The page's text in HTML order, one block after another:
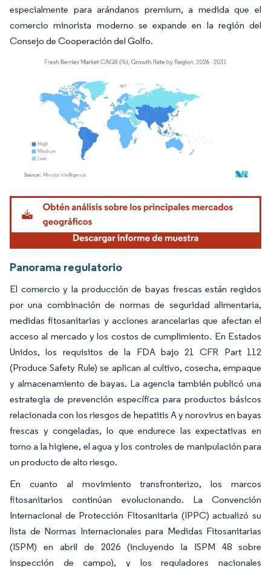
especialmente para arándanos premium, a medida que el
comercio minorista moderno se expande en la región del
Consejo de Cooperación del Golfo.
Imagen © Mordor Intelligence. El uso requiere atribución según CC BY 4.0.
Panorama regulatorio
El comercio y la producción de bayas frescas están regidos
por una combinación de normas de seguridad alimentaria,
medidas fitosanitarias y acciones arancelarias que afectan el
acceso al mercado y los costos de cumplimiento. En Estados
Unidos, los requisitos de la FDA bajo 21 CFR Part 112
(Produce Safety Rule) se aplican al cultivo, cosecha, empaque
y almacenamiento de bayas. La agencia también publicó una
estrategia de prevención específica para productos básicos
relacionada con los riesgos de hepatitis A y norovirus en bayas
frescas y congeladas, lo que endurece las expectativas en
torno a la higiene, el agua y los controles de manipulación para
un producto de alto riesgo.
En cuanto al movimiento transfronterizo, los marcos
fitosanitarios continúan evolucionando. La Convención
Internacional de Protección Fitosanitaria (IPPC) actualizó su
lista de Normas Internacionales para Medidas Fitosanitarias
(ISPM) en abril de 2026 (incluyendo la ISPM 48 sobre
inspección de campo), y los reguladores nacionales